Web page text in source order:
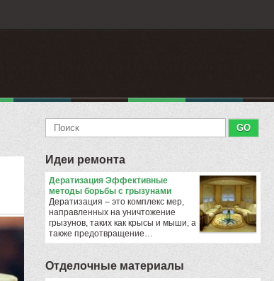
Идеи ремонта
Дератизация Эффективные
методы борьбы с грызунами
Дератизация – это комплекс мер,
направленных на уничтожение
грызунов, таких как крысы и мыши, а
также предотвращение…
Отделочные материалы